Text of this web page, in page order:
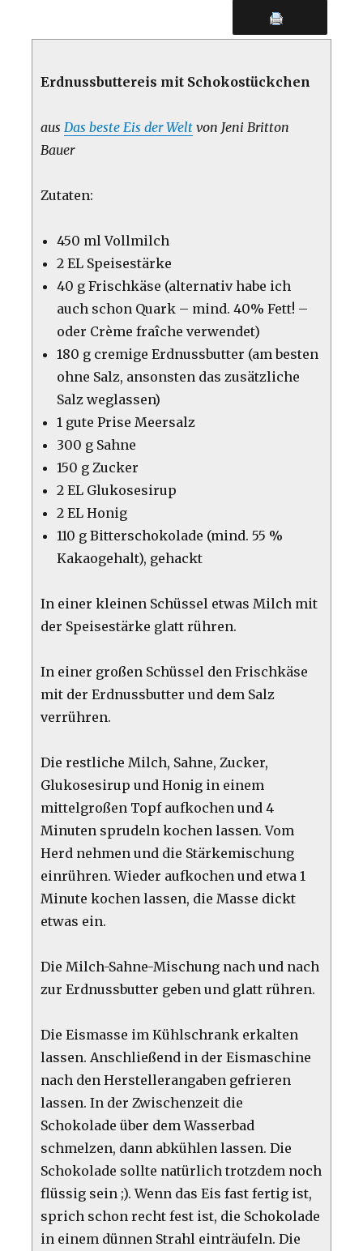
Erdnussbuttereis mit Schokostückchen
ausDas beste Eis der Welt von Jeni Britton
Bauer
Zutaten:
450 ml Vollmilch
2 EL Speisestärke
40 g Frischkäse (alternativ habe ich
auch schon Quark – mind. 40% Fett! –
oder Crème fraîche verwendet)
180 g cremige Erdnussbutter (am besten
ohne Salz, ansonsten das zusätzliche
Salz weglassen)
1 gute Prise Meersalz
300 g Sahne
150 g Zucker
2 EL Glukosesirup
2 EL Honig
110 g Bitterschokolade (mind. 55 %
Kakaogehalt), gehackt
In einer kleinen Schüssel etwas Milch mit
der Speisestärke glatt rühren.
In einer großen Schüssel den Frischkäse
mit der Erdnussbutter und dem Salz
verrühren.
Die restliche Milch, Sahne, Zucker,
Glukosesirup und Honig in einem
mittelgroßen Topf aufkochen und 4
Minuten sprudeln kochen lassen. Vom
Herd nehmen und die Stärkemischung
einrühren. Wieder aufkochen und etwa 1
Minute kochen lassen, die Masse dickt
etwas ein.
Die Milch-Sahne-Mischung nach und nach
zur Erdnussbutter geben und glatt rühren.
Die Eismasse im Kühlschrank erkalten
lassen. Anschließend in der Eismaschine
nach den Herstellerangaben gefrieren
lassen. In der Zwischenzeit die
Schokolade über dem Wasserbad
schmelzen, dann abkühlen lassen. Die
Schokolade sollte natürlich trotzdem noch
flüssig sein ;). Wenn das Eis fast fertig ist,
sprich schon recht fest ist, die Schokolade
in einem dünnen Strahl einträufeln. Die